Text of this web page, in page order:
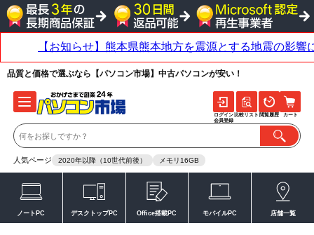
品質と価格で選ぶなら【パソコン市場】中古パソコンが安い！
人気ページ 2020年以降（10世代前後） メモリ16GB
ログイン
会員登録
比較リスト 閲覧履歴 カート
ノートPC デスクトップPC Office搭載PC モバイルPC 店舗一覧